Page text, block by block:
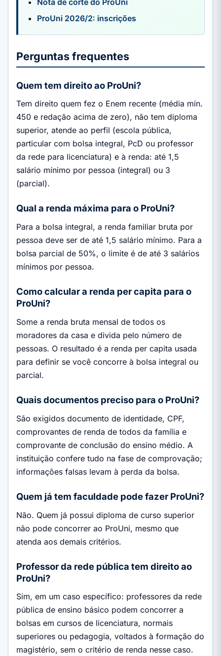
Nota de corte do ProUni
ProUni 2026/2: inscrições
Perguntas frequentes
Quem tem direito ao ProUni?
Tem direito quem fez o Enem recente (média mín.
450 e redação acima de zero), não tem diploma
superior, atende ao perfil (escola pública,
particular com bolsa integral, PcD ou professor
da rede para licenciatura) e à renda: até 1,5
salário mínimo por pessoa (integral) ou 3
(parcial).
Qual a renda máxima para o ProUni?
Para a bolsa integral, a renda familiar bruta por
pessoa deve ser de até 1,5 salário mínimo. Para a
bolsa parcial de 50%, o limite é de até 3 salários
mínimos por pessoa.
Como calcular a renda per capita para o
ProUni?
Some a renda bruta mensal de todos os
moradores da casa e divida pelo número de
pessoas. O resultado é a renda per capita usada
para definir se você concorre à bolsa integral ou
parcial.
Quais documentos preciso para o ProUni?
São exigidos documento de identidade, CPF,
comprovantes de renda de todos da família e
comprovante de conclusão do ensino médio. A
instituição confere tudo na fase de comprovação;
informações falsas levam à perda da bolsa.
Quem já tem faculdade pode fazer ProUni?
Não. Quem já possui diploma de curso superior
não pode concorrer ao ProUni, mesmo que
atenda aos demais critérios.
Professor da rede pública tem direito ao
ProUni?
Sim, em um caso específico: professores da rede
pública de ensino básico podem concorrer a
bolsas em cursos de licenciatura, normais
superiores ou pedagogia, voltados à formação do
magistério, sem o critério de renda nesse caso.